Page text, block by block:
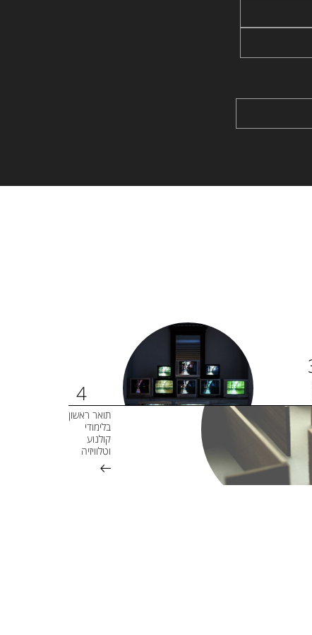
תואר ראשון
בלימודי
קולנוע
וטלוויזיה